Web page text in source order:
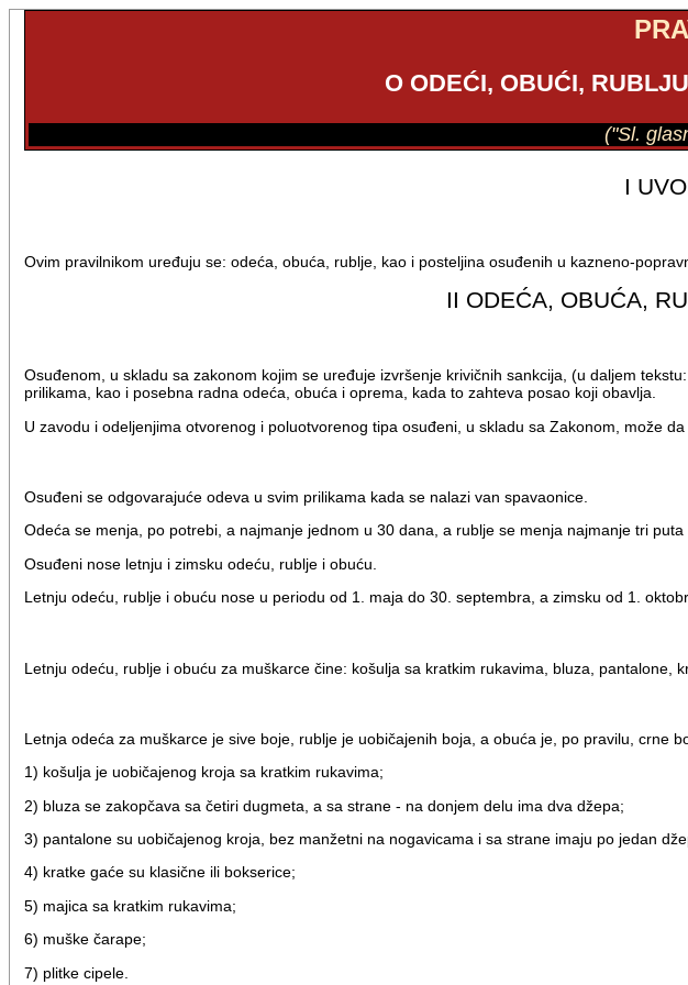
O ODEĆI, OBUĆI,
("Sl.
I
Ovim pravilnikom uređuju se: odeća, obuća, rublje, kao i posteljina osuđenih u kazneno-
II ODEĆA, OBUĆA,
Osuđenom, u skladu sa zakonom kojim se uređuje izvršenje krivičnih sankcija, (u daljem
prilikama, kao i posebna radna odeća, obuća i oprema, kada to zahteva posao koji obavlja.
U zavodu i odeljenjima otvorenog i poluotvorenog tipa osuđeni, u skladu sa Zakonom, može
Osuđeni se odgovarajuće odeva u svim prilikama kada se nalazi van spavaonice.
Odeća se menja, po potrebi, a najmanje jednom u 30 dana, a rublje se menja najmanje tri puta
Osuđeni nose letnju i zimsku odeću, rublje i obuću.
Letnju odeću, rublje i obuću nose u periodu od 1. maja do 30. septembra, a zimsku od 1.
Letnju odeću, rublje i obuću za muškarce čine: košulja sa kratkim rukavima, bluza, pantalone,
Letnja odeća za muškarce je sive boje, rublje je uobičajenih boja, a obuća je, po pravilu, crne
1) košulja je uobičajenog kroja sa kratkim rukavima;
2) bluza se zakopčava sa četiri dugmeta, a sa strane - na donjem delu ima dva džepa;
3) pantalone su uobičajenog kroja, bez manžetni na nogavicama i sa strane imaju po jedan
4) kratke gaće su klasične ili bokserice;
5) majica sa kratkim rukavima;
6) muške čarape;
7) plitke cipele.